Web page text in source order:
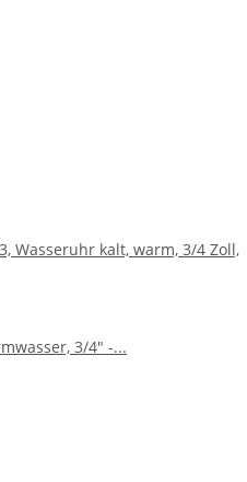
Wasseruhr kalt, warm, 3/4 Zoll,